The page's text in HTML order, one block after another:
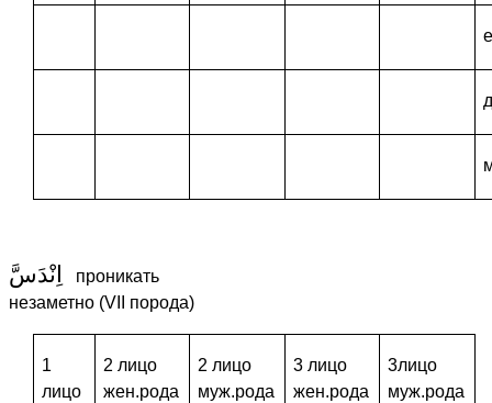
اِنْدَسَّ
проникать
незаметно (VII порода)
1
лицо
2 лицо
жен.рода
2 лицо
муж.рода
3 лицо
жен.рода
3лицо
муж.рода